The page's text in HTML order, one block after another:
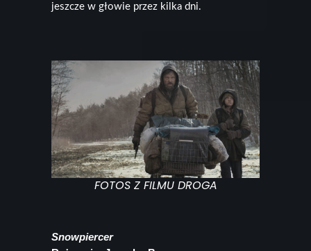
jeszcze w głowie przez kilka dni.
FOTOS Z FILMU DROGA
Snowpiercer